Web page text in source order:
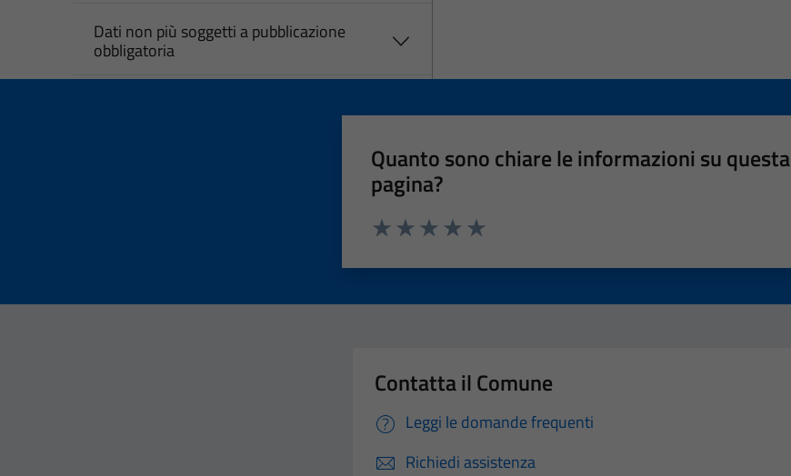
Dati non più soggetti a pubblicazione
obbligatoria
Quanto sono chiare le informazioni su questa
pagina?
Contatta il Comune
Leggi le domande frequenti
Richiedi assistenza